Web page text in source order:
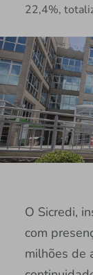
22,4%,
O Sicredi,
com
milhões de